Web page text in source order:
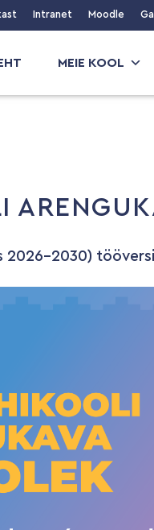
Intranet Moodle
MEIE KOOL
2026-2030)